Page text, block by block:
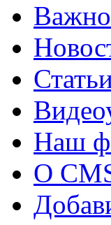
Наш
О